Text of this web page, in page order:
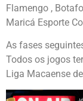
Flamengo ,
Maricá Esporte
As fases
Todos os jogos
Liga Macaense